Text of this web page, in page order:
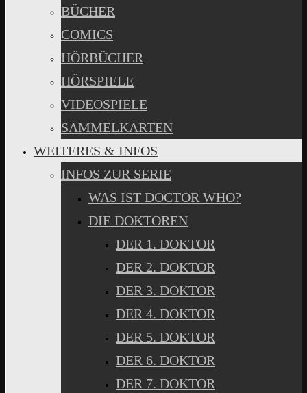
BÜCHER
COMICS
HÖRBÜCHER
HÖRSPIELE
VIDEOSPIELE
SAMMELKARTEN
WEITERES & INFOS
INFOS ZUR SERIE
WAS IST DOCTOR WHO?
DIE DOKTOREN
DER 1. DOKTOR
DER 2. DOKTOR
DER 3. DOKTOR
DER 4. DOKTOR
DER 5. DOKTOR
DER 6. DOKTOR
DER 7. DOKTOR